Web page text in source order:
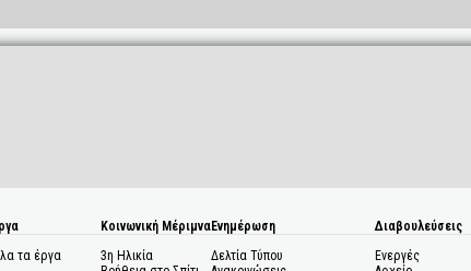
τα έργα
Κοινωνική Μέριμνα
3η Ηλικία
Ενημέρωση
Δελτία Τύπου
Διαβουλεύσεις
Ενεργές